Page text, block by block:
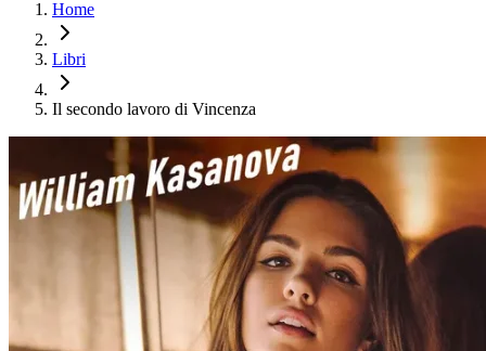
Home
Libri
Il secondo lavoro di Vincenza